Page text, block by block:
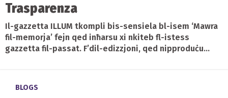
Trasparenza
Il-gazzetta ILLUM tkompli bis-sensiela bl-isem ‘Mawra
fil-memorja’ fejn qed inħarsu xi nkiteb fl-istess
gazzetta fil-passat. F’dil-edizzjoni, qed nipproduċu...
BLOGS